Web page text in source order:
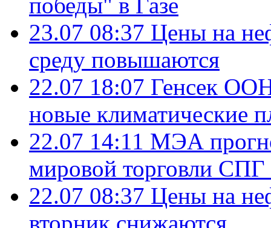
23.07 08:37 Цены на
среду повышаются
22.07 18:07 Генсек ООН
новые климатические
22.07 14:11 МЭА
мировой торговли СПГ
22.07 08:37 Цены на
вторник снижаются